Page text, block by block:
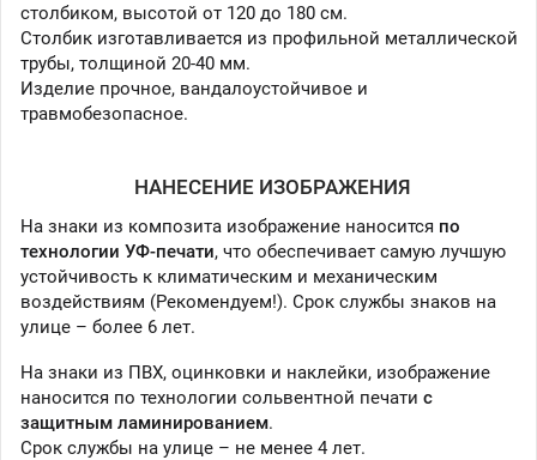
столбиком, высотой от 120 до 180 см.
Столбик изготавливается из профильной металлической
трубы, толщиной 20-40 мм.
Изделие прочное, вандалоустойчивое и
травмобезопасное.
НАНЕСЕНИЕ ИЗОБРАЖЕНИЯ
На знаки из композита изображение наносится по
технологии УФ-печати, что обеспечивает самую лучшую
устойчивость к климатическим и механическим
воздействиям (Рекомендуем!). Срок службы знаков на
улице – более 6 лет.
На знаки из ПВХ, оцинковки и наклейки, изображение
наносится по технологии сольвентной печати с
защитным ламинированием.
Срок службы на улице – не менее 4 лет.